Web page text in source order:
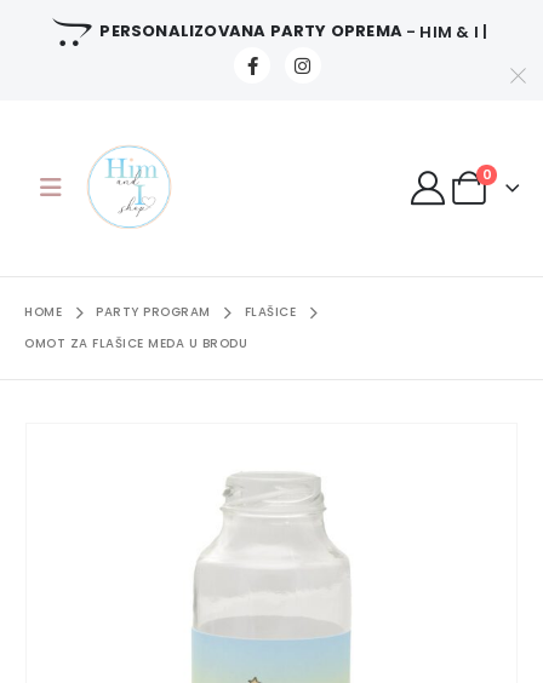
PERSONALIZOVANA PARTY OPREMA - HIM & I |
0
HOME PARTY PROGRAM
FLAŠICE
OMOT ZA FLAŠICE MEDA U BRODU